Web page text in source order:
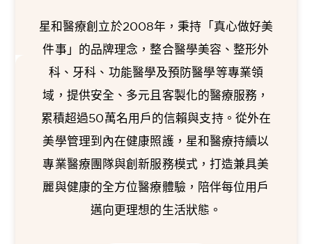
星和醫療創立於2008年，秉持「真心做好美
件事」的品牌理念，整合醫學美容、整形外
科、牙科、功能醫學及預防醫學等專業領
域，提供安全、多元且客製化的醫療服務，
累積超過50萬名用戶的信賴與支持。從外在
美學管理到內在健康照護，星和醫療持續以
專業醫療團隊與創新服務模式，打造兼具美
麗與健康的全方位醫療體驗，陪伴每位用戶
邁向更理想的生活狀態。